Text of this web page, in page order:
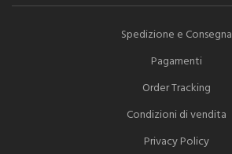
Spedizione e Consegna
Pagamenti
Order Tracking
Condizioni di vendita
Privacy Policy